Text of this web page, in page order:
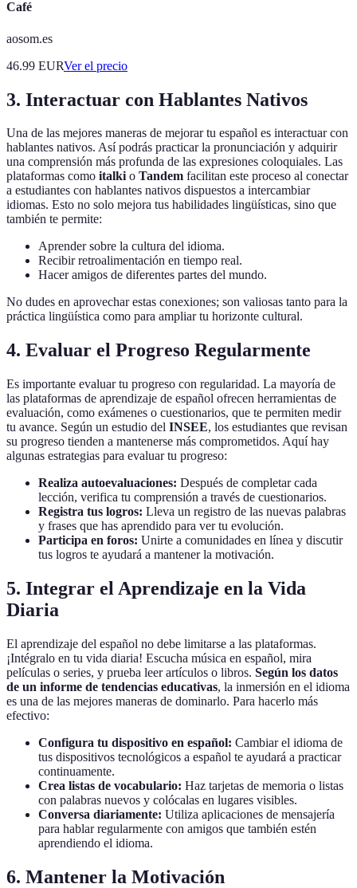
Café
aosom.es
46.99 EURVer el precio
3. Interactuar con Hablantes Nativos
Una de las mejores maneras de mejorar tu español es interactuar con
hablantes nativos. Así podrás practicar la pronunciación y adquirir
una comprensión más profunda de las expresiones coloquiales. Las
plataformas como italkio Tandem facilitan este proceso al conectar
a estudiantes con hablantes nativos dispuestos a intercambiar
idiomas. Esto no solo mejora tus habilidades lingüísticas, sino que
también te permite:
Aprender sobre la cultura del idioma.
Recibir retroalimentación en tiempo real.
Hacer amigos de diferentes partes del mundo.
No dudes en aprovechar estas conexiones; son valiosas tanto para la
práctica lingüística como para ampliar tu horizonte cultural.
4. Evaluar el Progreso Regularmente
Es importante evaluar tu progreso con regularidad. La mayoría de
las plataformas de aprendizaje de español ofrecen herramientas de
evaluación, como exámenes o cuestionarios, que te permiten medir
tu avance. Según un estudio del INSEE, los estudiantes que revisan
su progreso tienden a mantenerse más comprometidos. Aquí hay
algunas estrategias para evaluar tu progreso:
Realiza autoevaluaciones: Después de completar cada
lección, verifica tu comprensión a través de cuestionarios.
Registra tus logros: Lleva un registro de las nuevas palabras
y frases que has aprendido para ver tu evolución.
Participa en foros: Unirte a comunidades en línea y discutir
tus logros te ayudará a mantener la motivación.
5. Integrar el Aprendizaje en la Vida
Diaria
El aprendizaje del español no debe limitarse a las plataformas.
¡Intégralo en tu vida diaria! Escucha música en español, mira
películas o series, y prueba leer artículos o libros. Según los datos
de un informe de tendencias educativas, la inmersión en el idioma
es una de las mejores maneras de dominarlo. Para hacerlo más
efectivo:
Configura tu dispositivo en español: Cambiar el idioma de
tus dispositivos tecnológicos a español te ayudará a practicar
continuamente.
Crea listas de vocabulario: Haz tarjetas de memoria o listas
con palabras nuevos y colócalas en lugares visibles.
Conversa diariamente: Utiliza aplicaciones de mensajería
para hablar regularmente con amigos que también estén
aprendiendo el idioma.
6. Mantener la Motivación